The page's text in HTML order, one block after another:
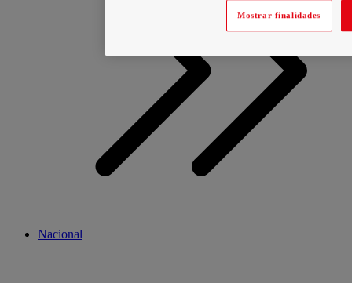
Nacional
Mostrar finalidades